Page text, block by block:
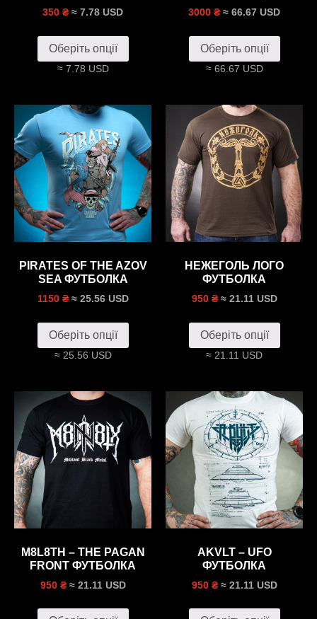
350 ₴ ≈ 7.78 USD
Оберіть опції
≈ 7.78 USD
3000 ₴ ≈ 66.67 USD
Оберіть опції
≈ 66.67 USD
PIRATES OF THE AZOV
SEA ФУТБОЛКА
1150 ₴ ≈ 25.56 USD
Оберіть опції
≈ 25.56 USD
НЕЖЕГОЛЬ ЛОГО
ФУТБОЛКА
950 ₴ ≈ 21.11 USD
Оберіть опції
≈ 21.11 USD
M8L8TH – THE PAGAN
FRONT ФУТБОЛКА
950 ₴ ≈ 21.11 USD
AKVLT – UFO
ФУТБОЛКА
950 ₴ ≈ 21.11 USD